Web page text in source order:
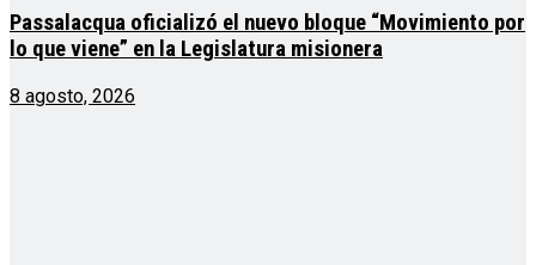
Passalacqua oficializó el nuevo bloque “Movimiento por
lo que viene” en la Legislatura misionera
8 agosto, 2026